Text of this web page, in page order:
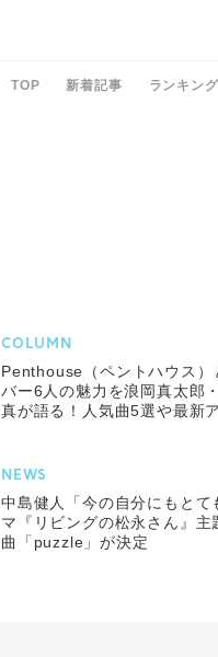
TOP 新着記事 ランキング
COLUMN
Penthouse（ペントハウス）
バー6人の魅力を浪岡真太郎
真が語る！人気曲5選や最新
NEWS
中島健人「今の自分にもとて
マ『リビングの松永さん』
曲「puzzle」が決定